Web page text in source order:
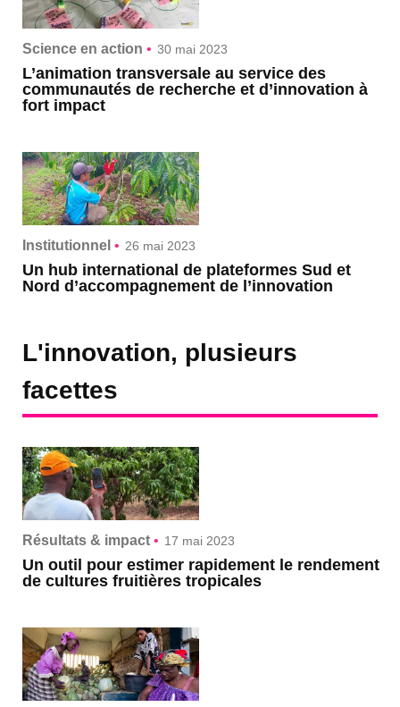
Science en action • 30 mai 2023
L’animation transversale au service des
communautés de recherche et d’innovation à
fort impact
Institutionnel • 26 mai 2023
Un hub international de plateformes Sud et
Nord d’accompagnement de l’innovation
L'innovation, plusieurs
facettes
Résultats & impact • 17 mai 2023
Un outil pour estimer rapidement le rendement
de cultures fruitières tropicales